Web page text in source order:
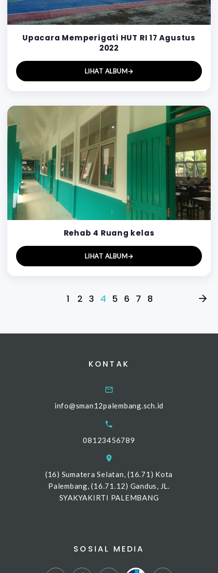
Upacara Memperigati HUT RI 17 Agustus
2022
LIHAT ALBUM→
Rehab 4 Ruang kelas
LIHAT ALBUM→
1 2 3 4 5 6 7 8
KONTAK
info@sman12palembang.sch.id
08123456789
(16) Sumatera Selatan, (16.71) Kota
Palembang, (16.71.12) Gandus, JL.
SYAKYAKIRTI PALEMBANG
SOSIAL MEDIA